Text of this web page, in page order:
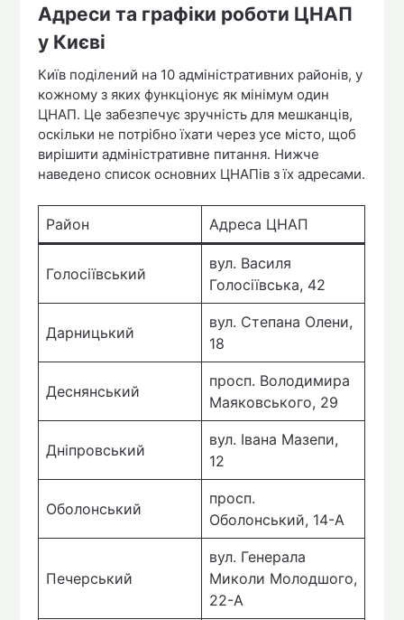
Адреси та графіки роботи ЦНАП
у Києві
Київ поділений на 10 адміністративних районів, у
кожному з яких функціонує як мінімум один
ЦНАП. Це забезпечує зручність для мешканців,
оскільки не потрібно їхати через усе місто, щоб
вирішити адміністративне питання. Нижче
наведено список основних ЦНАПів з їх адресами.
Район Адреса ЦНАП
Голосіївський
вул. Василя
Голосіївська, 42
Дарницький
вул. Степана Олени,
18
Деснянський
просп. Володимира
Маяковського, 29
Дніпровський
вул. Івана Мазепи,
12
Оболонський
просп.
Оболонський, 14-А
Печерський
вул. Генерала
Миколи Молодшого,
22-А